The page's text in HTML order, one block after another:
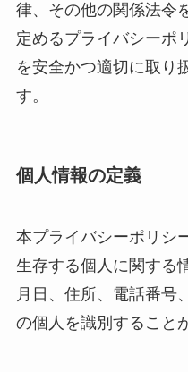
律、その他の関係法令
定めるプライバシーポ
を安全かつ適切に取り
す。
個人情報の定義
本プライバシーポリシ
生存する個人に関する
月日、住所、電話番号
の個人を識別すること